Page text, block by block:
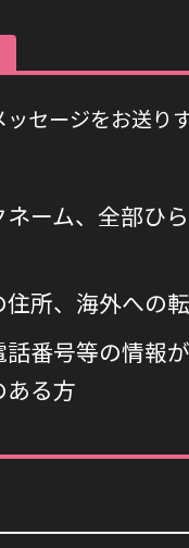
セージをお送り
ネーム、全部ひ
所、海外への
番号等の情報
ある方